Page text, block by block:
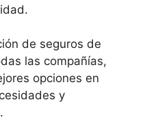
de seguros de
las compañías,
opciones en
y